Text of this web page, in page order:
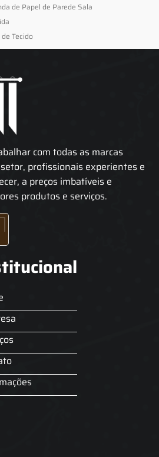
de Papel de Parede Sala
Tecido
com todas as marcas
profissionais experientes e
a preços imbatíveis e
produtos e serviços.